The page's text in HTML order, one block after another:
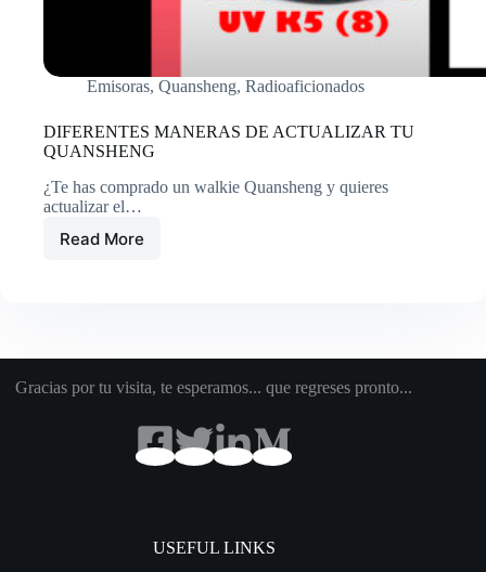
Emisoras, Quansheng, Radioaficionados
DIFERENTES MANERAS DE ACTUALIZAR TU
QUANSHENG
¿Te has comprado un walkie Quansheng y quieres
actualizar el…
Read MoreDIFERENTES
Gracias por tu visita, te esperamos... que regreses pronto...
USEFUL LINKS